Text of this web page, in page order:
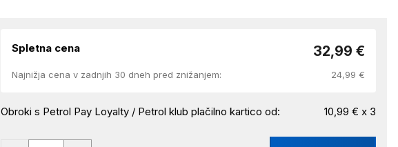
Spletna cena 32,99 €
Najnižja cena v zadnjih 30 dneh pred znižanjem: 24,99 €
Obroki s Petrol Pay Loyalty / Petrol klub plačilno kartico od: 10,99 € x 3